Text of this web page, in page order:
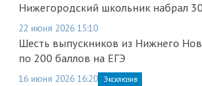
Нижегородский школьник набрал
22 июня 2026 15:10
Шесть выпускников из Нижнего
по 200 баллов на ЕГЭ
16 июня 2026 16:20 Эксклюзив